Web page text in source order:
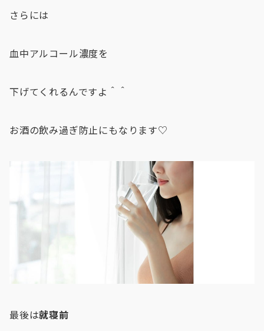
さらには
血中アルコール濃度を
下げてくれるんですよ＾＾
お酒の飲み過ぎ防止にもなります♡
最後は就寝前